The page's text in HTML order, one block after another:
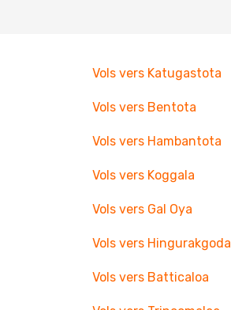
Vols vers Katugastota
Vols vers Bentota
Vols vers Hambantota
Vols vers Koggala
Vols vers Gal Oya
Vols vers Hingurakgoda
Vols vers Batticaloa